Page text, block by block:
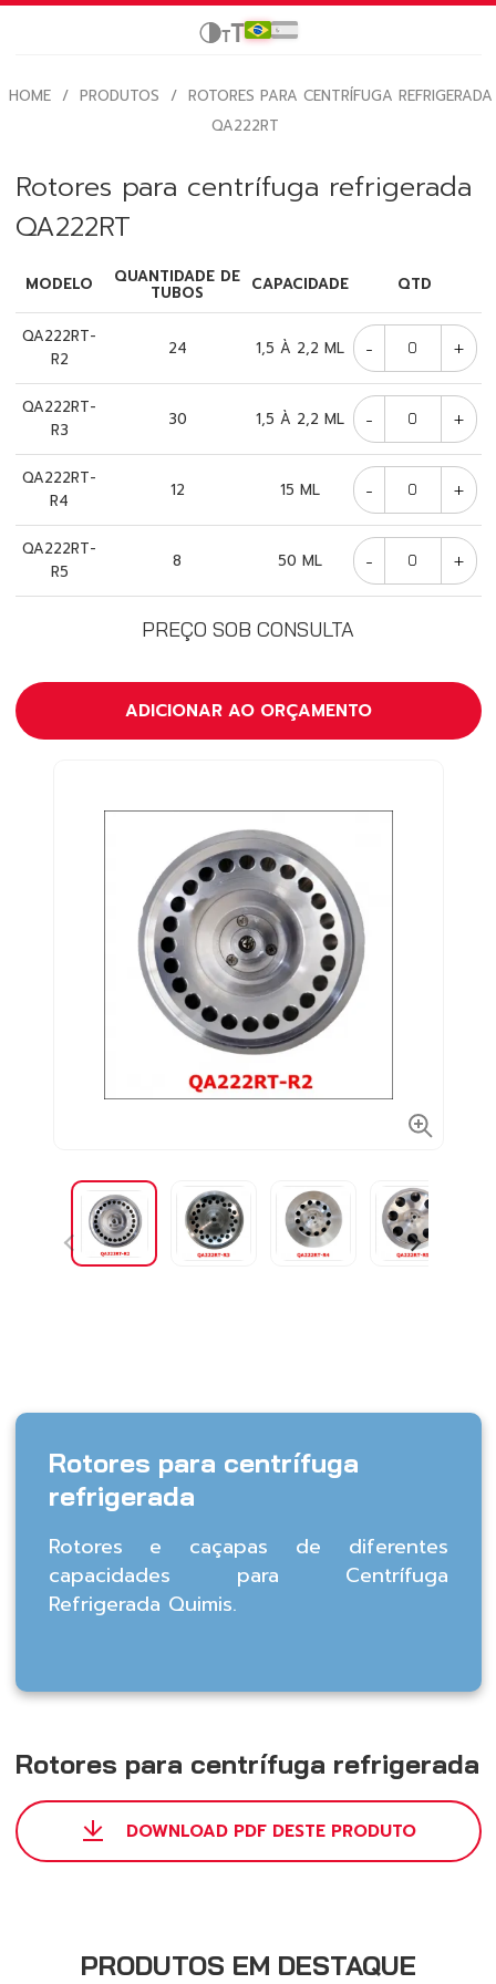
HOME / PRODUTOS / ROTORES PARA CENTRÍFUGA REFRIGERADA
QA222RT
Rotores para centrífuga refrigerada
QA222RT
MODELO QUANTIDADE DE
TUBOS CAPACIDADE QTD
QA222RT-
R2
24 1,5 À 2,2 ML - +
QA222RT-
R3
30 1,5 À 2,2 ML - +
QA222RT-
R4
12 15 ML - +
QA222RT-
R5
8 50 ML - +
PREÇO SOB CONSULTA
ADICIONAR AO ORÇAMENTO
Rotores para centrífuga
refrigerada
Rotores e caçapas de diferentes
capacidades para Centrífuga
Refrigerada Quimis.
Rotores para centrífuga refrigerada
DOWNLOAD PDF DESTE PRODUTO
PRODUTOS EM DESTAQUE